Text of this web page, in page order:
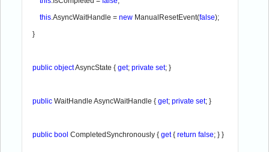
this.AsyncWaitHandle = new ManualResetEvent(false);
public object AsyncState { get; private set; }
public WaitHandle AsyncWaitHandle { get; private set; }
public bool CompletedSynchronously { get { return false; } }